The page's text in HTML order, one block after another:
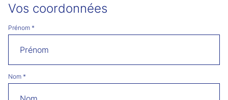
Vos coordonnées
Prénom *
Nom *